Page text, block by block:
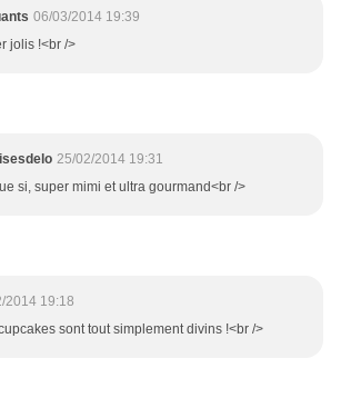
06/03/2014 19:39
jolis !<br />
25/02/2014 19:31
si, super mimi et ultra gourmand<br />
2014 19:18
sont tout simplement divins !<br />